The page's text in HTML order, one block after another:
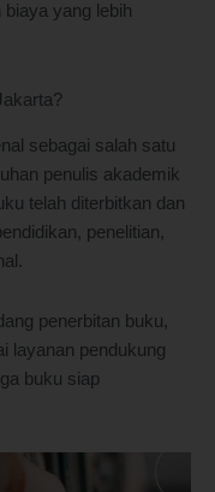
biaya yang lebih
sebagai salah satu
penulis akademik
telah diterbitkan dan
penelitian,
penerbitan buku,
layanan pendukung
buku siap